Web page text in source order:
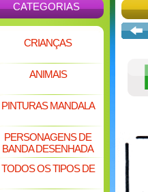
CATEGORIAS
CRIANÇAS
ANIMAIS
PINTURAS MANDALA
PERSONAGENS DE
BANDA DESENHADA
TODOS OS TIPOS DE